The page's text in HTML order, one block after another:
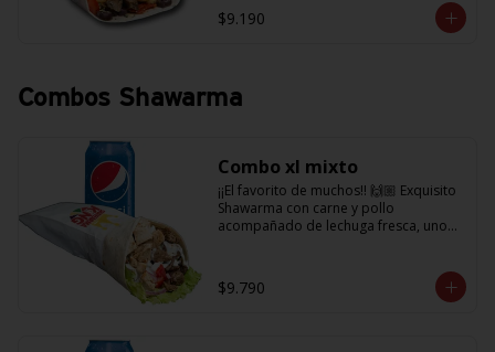
$9.190
Combos Shawarma
Combo xl mixto
¡¡El favorito de muchos!! 🙌🏼 Exquisito
Shawarma con carne y pollo
acompañado de lechuga fresca, unos
refrescante bebida de 350 cc
$9.790